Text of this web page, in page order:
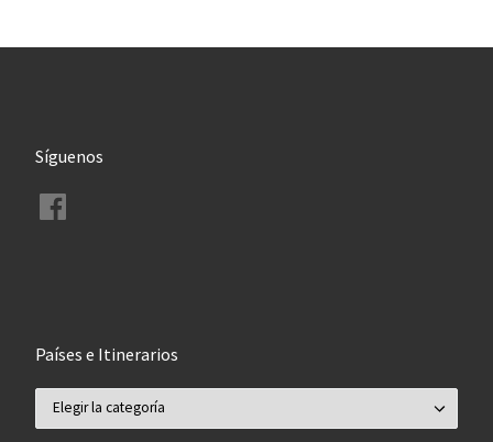
Síguenos
Facebook
Países e Itinerarios